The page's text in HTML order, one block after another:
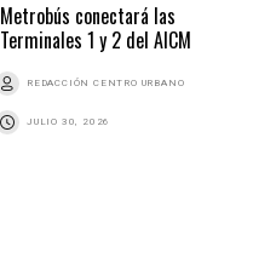
Metrobús conectará las
Terminales 1 y 2 del AICM
REDACCIÓN CENTRO URBANO
JULIO 30, 2026